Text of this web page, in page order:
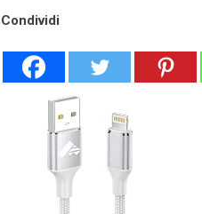
Condividi